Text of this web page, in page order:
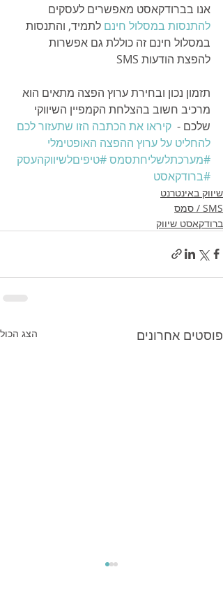
אנו בברודקאסט מאפשרים לעסקים
להתנסות במסלול חינם לתמיד, והתנסות
במסלול חינם זה כוללת גם אפשרות
להפצת הודעות SMS
תזמון נכון ובחירת ערוץ הפצה מתאים הוא
מרכיב חשוב בהצלחת הקמפיין השיווקי
שלכם - קיראו את הכתבה הזו שתעזור לכם
להחליט על ערוץ ההפצה האופטימלי
#מערכתלשליחתסמס#טיפיםלשיווקהעסק
#ברודקאסט
שיווק באינטרנט
SMS / סמס
ברודקאסט שיווק
פוסטים אחרונים הצג הכול